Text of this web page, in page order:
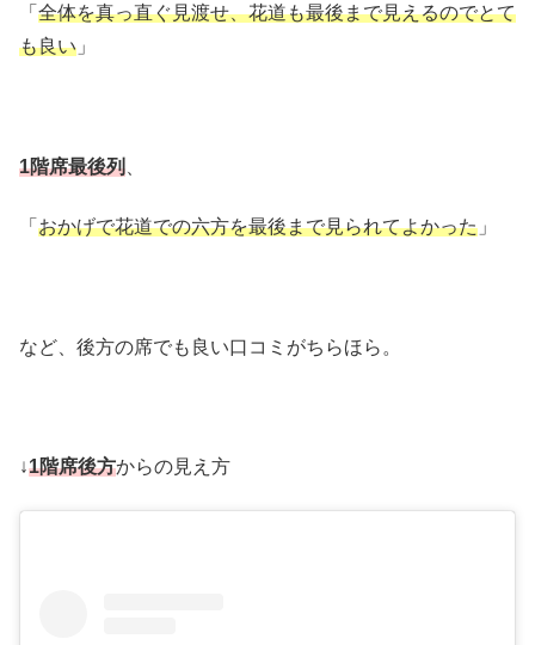
「 全体を真っ直ぐ見渡せ、花道も最後まで見えるのでとて
も良い 」
1階席最後列
「 おかげで花道での六方を最後まで見られてよかった 」
など、後方の席でも良い口コミがちらほら。
↓1階席後方からの見え方